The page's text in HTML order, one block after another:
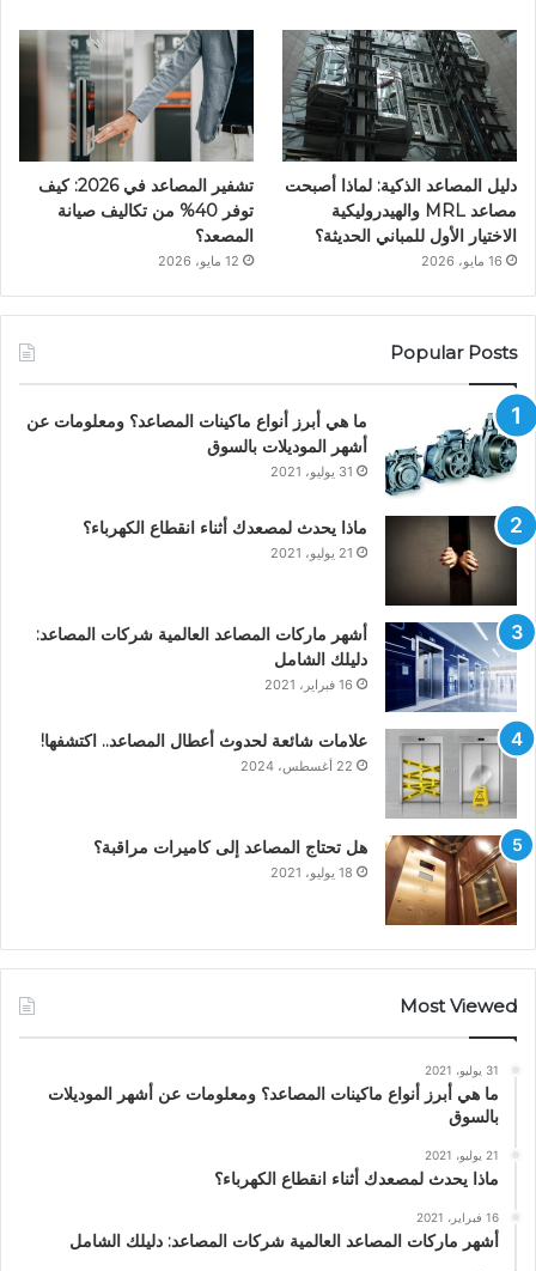
دليل المصاعد الذكية: لماذا أصبحت
مصاعد MRL والهيدروليكية
الاختيار الأول للمباني الحديثة؟
16 مايو، 2026
تشفير المصاعد في 2026: كيف
توفر 40% من تكاليف صيانة
المصعد؟
12 مايو، 2026
Popular Posts
ما هي أبرز أنواع ماكينات المصاعد؟ ومعلومات عن
أشهر الموديلات بالسوق
31 يوليو، 2021
ماذا يحدث لمصعدك أثناء انقطاع الكهرباء؟
21 يوليو، 2021
أشهر ماركات المصاعد العالمية شركات المصاعد:
دليلك الشامل
16 فبراير، 2021
علامات شائعة لحدوث أعطال المصاعد.. اكتشفها!
22 أغسطس، 2024
هل تحتاج المصاعد إلى كاميرات مراقبة؟
18 يوليو، 2021
Most Viewed
31 يوليو، 2021
ما هي أبرز أنواع ماكينات المصاعد؟ ومعلومات عن أشهر الموديلات
بالسوق
21 يوليو، 2021
ماذا يحدث لمصعدك أثناء انقطاع الكهرباء؟
16 فبراير، 2021
أشهر ماركات المصاعد العالمية شركات المصاعد: دليلك الشامل